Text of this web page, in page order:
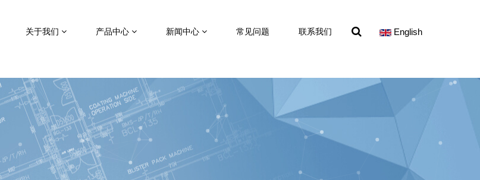
English
关于我们 产品中心 新闻中心 常见问题 联系我们